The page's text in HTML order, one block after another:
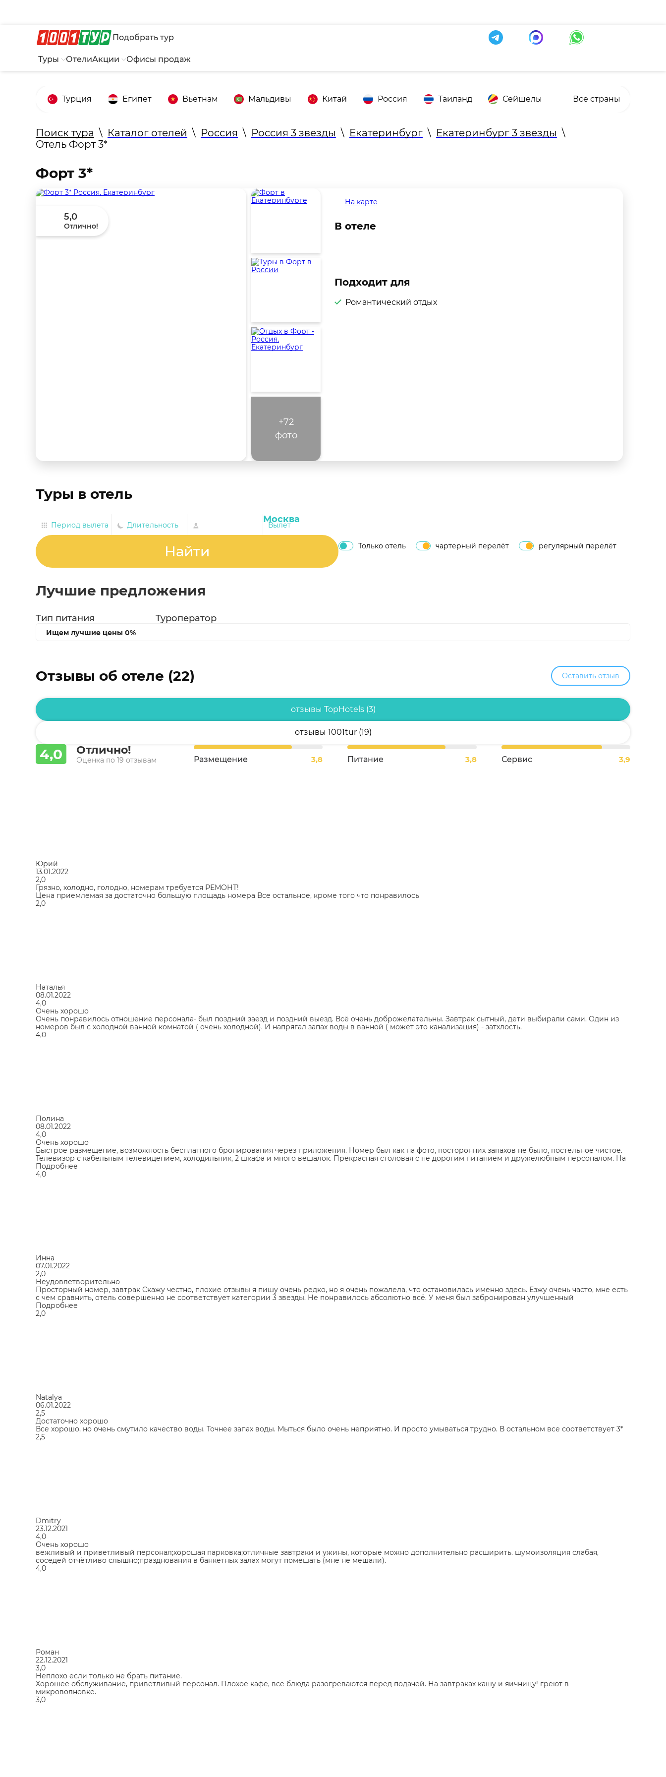
Подобрать тур
Туры ОтелиАкции Офисы продаж
Турция Египет Вьетнам Мальдивы Китай Россия Таиланд Сейшелы Все страны
Поиск тура \ Каталог отелей \ Россия \ Россия 3 звезды \ Екатеринбург \ Екатеринбург 3 звезды \
Отель Форт 3*
Форт 3*
5,0
Отлично!
+72
фото
На карте
В отеле
Подходит для
Романтический отдых
Туры в отель
Период вылета Длительность Вылет
Найти Только отель чартерный перелёт регулярный перелёт
Лучшие предложения
Тип питания Туроператор
Ищем лучшие цены 0%
Отзывы об отеле (22) Оставить отзыв
отзывы TopHotels (3)
отзывы 1001tur (19)
4,0 Отлично!
Оценка по 19 отзывам Размещение 3,8 Питание 3,8 Сервис 3,9
Юрий
13.01.2022
2,0
Грязно, холодно, голодно, номерам требуется РЕМОНТ!
Цена приемлемая за достаточно большую площадь номера Все остальное, кроме того что понравилось
2,0
Наталья
08.01.2022
4,0
Очень хорошо
Очень понравилось отношение персонала- был поздний заезд и поздний выезд. Всё очень доброжелательны. Завтрак сытный, дети выбирали сами. Один из
номеров был с холодной ванной комнатой ( очень холодной). И напрягал запах воды в ванной ( может это канализация) - затхлость.
4,0
Полина
08.01.2022
4,0
Очень хорошо
Быстрое размещение, возможность бесплатного бронирования через приложения. Номер был как на фото, посторонних запахов не было, постельное чистое.
Телевизор с кабельным телевидением, холодильник, 2 шкафа и много вешалок. Прекрасная столовая с не дорогим питанием и дружелюбным персоналом. На
Подробнее
4,0
Инна
07.01.2022
2,0
Неудовлетворительно
Просторный номер, завтрак Скажу честно, плохие отзывы я пишу очень редко, но я очень пожалела, что остановилась именно здесь. Езжу очень часто, мне есть
с чем сравнить, отель совершенно не соответствует категории 3 звезды. Не понравилось абсолютно всё. У меня был забронирован улучшенный
Подробнее
2,0
Natalya
06.01.2022
2,5
Достаточно хорошо
Все хорошо, но очень смутило качество воды. Точнее запах воды. Мыться было очень неприятно. И просто умываться трудно. В остальном все соответствует 3*
2,5
Dmitry
23.12.2021
4,0
Очень хорошо
вежливый и приветливый персонал;хорошая парковка;отличные завтраки и ужины, которые можно дополнительно расширить. шумоизоляция слабая,
соседей отчётливо слышно;празднования в банкетных залах могут помешать (мне не мешали).
4,0
Роман
22.12.2021
3,0
Неплохо если только не брать питание.
Хорошее обслуживание, приветливый персонал. Плохое кафе, все блюда разогреваются перед подачей. На завтраках кашу и яичницу! греют в
микроволновке.
3,0